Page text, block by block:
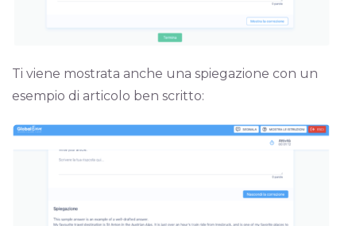
Ti viene mostrata anche una spiegazione con un
esempio di articolo ben scritto: